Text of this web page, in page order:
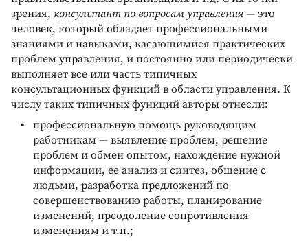
зрения, консультант по вопросам управления — это
человек, который обладает профессиональными
знаниями и навыками, касающимися практических
проблем управления, и постоянно или периодически
выполняет все или часть типичных
консультационных функций в области управления. К
числу таких типичных функций авторы отнесли:
профессиональную помощь руководящим
работникам — выявление проблем, решение
проблем и обмен опытом, нахождение нужной
информации, ее анализ и синтез, общение с
людьми, разработка предложений по
совершенствованию работы, планирование
изменений, преодоление сопротивления
изменениям и т.п.;